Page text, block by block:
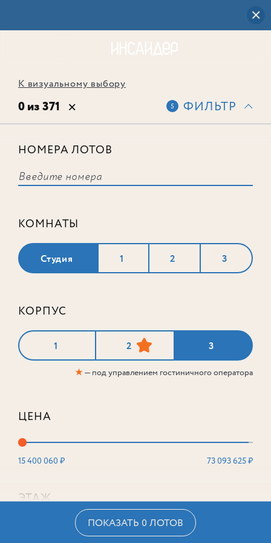
К визуальному выбору
0 из 371 5 ФИЛЬТР
НОМЕРА ЛОТОВ
КОМНАТЫ
Студия 1 2 3
КОРПУС
1 2 3
★— под управлением гостиничного оператора
ЦЕНА
15 400 060 ₽ 73 093 625 ₽
ЭТАЖ
ПОКАЗАТЬ 0 ЛОТОВ
соответствует ни одного лота